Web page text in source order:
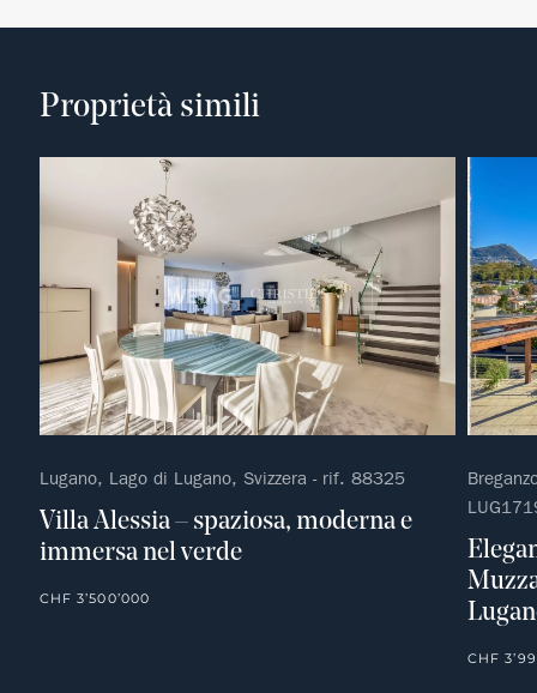
Proprietà simili
Lugano, Lago di Lugano, Svizzera - rif. 88325
Villa Alessia – spaziosa, moderna e
immersa nel verde
CHF 3’500’000
CHF